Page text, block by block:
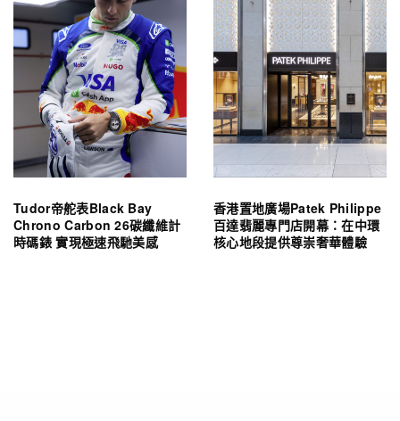
Tudor帝舵表Black Bay
Chrono Carbon 26碳纖維計
時碼錶 實現極速飛馳美感
香港置地廣場Patek Philippe
百達翡麗專門店開幕：在中環
核心地段提供尊崇奢華體驗